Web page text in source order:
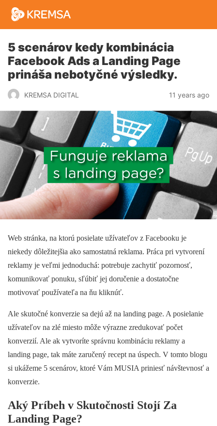
5 scenárov kedy kombinácia
Facebook Ads a Landing Page
prináša nebotyčné výsledky.
KREMSA DIGITAL 11 years ago
Web stránka, na ktorú posielate užívateľov z Facebooku je
niekedy dôležitejšia ako samostatná reklama. Práca pri vytvorení
reklamy je veľmi jednoduchá: potrebuje zachytiť pozornosť,
komunikovať ponuku, sľúbiť jej doručenie a dostatočne
motivovať používateľa na ňu kliknúť.
Ale skutočné konverzie sa dejú až na landing page. A posielanie
užívateľov na zlé miesto môže výrazne zredukovať počet
konverzií. Ale ak vytvoríte správnu kombináciu reklamy a
landing page, tak máte zaručený recept na úspech. V tomto blogu
si ukážeme 5 scenárov, ktoré Vám MUSIA priniesť návštevnosť a
konverzie.
Aký Príbeh v Skutočnosti Stojí Za
Landing Page?